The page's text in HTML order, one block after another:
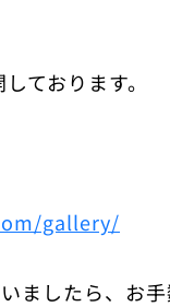
ております。
gallery/
ましたら、お